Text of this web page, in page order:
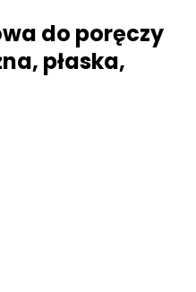
do poręczy
płaska,